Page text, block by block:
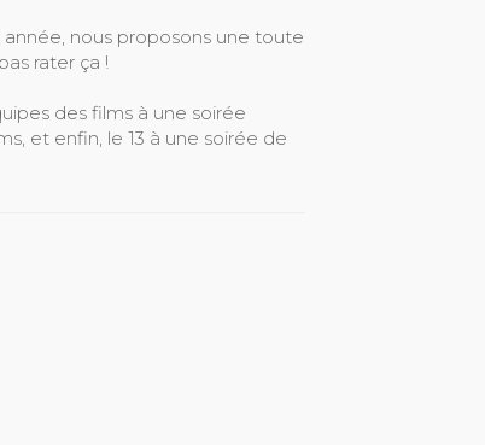
nous proposons une toute
rater ça !
des films à une soirée
et enfin, le 13 à une soirée de